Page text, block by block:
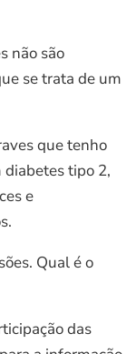
não são
se trata de um
que tenho
diabetes tipo 2,
e
Qual é o
das